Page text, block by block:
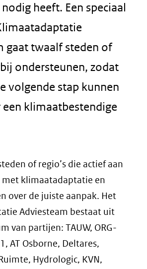
heeft. Een speciaal
gaat twaalf steden of
ondersteunen, zodat
volgende stap kunnen
een klimaatbestendige
of regio’s die actief aan
met klimaatadaptatie en
over de juiste aanpak. Het
Adviesteam bestaat uit
van partijen: TAUW, ORG-
AT Osborne, Deltares,
Hydrologic, KVN,